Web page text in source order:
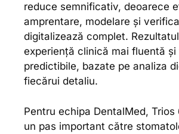
reduce semnificativ, deoarece
amprentare, modelare și
digitalizează complet.
experiență clinică mai fluentă
predictibile, bazate pe analiza
fiecărui detaliu.
Pentru echipa DentalMed, Trios
un pas important către